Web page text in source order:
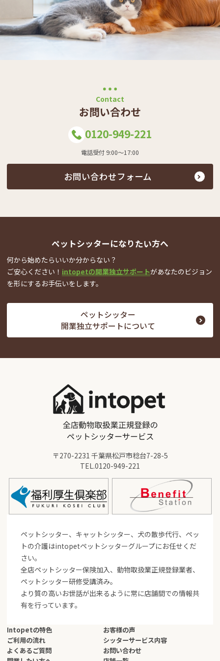
Contact
お問い合わせ
0120-949-221
電話受付 9:00～17:00
お問い合わせフォーム
ペットシッターになりたい方へ
何から始めたらいいか分からない？
ご安心ください！ intopetの開業独立サポートがあなたのビジョン
を形にするお手伝いをします。
ペットシッター
開業独立サポートについて
〒270-2231 千葉県松戸市稔台7-28-5
TEL.0120-949-221
ペットシッター、キャットシッター、犬の散歩代行、ペッ
トの介護はintopetペットシッターグループにお任せくだ
さい。
全店ペットシッター保険加入、動物取扱業正規登録業者、
ペットシッター研修受講済み。
より質の高いお世話が出来るように常に店舗間での情報共
有を行っています。
Intopetの特色
お客様の声
ご利用の流れ
シッターサービス内容
よくあるご質問
お問い合わせ